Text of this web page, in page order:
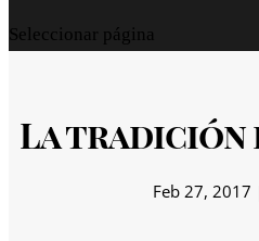
Seleccionar página
La tradición
Feb 27, 2017